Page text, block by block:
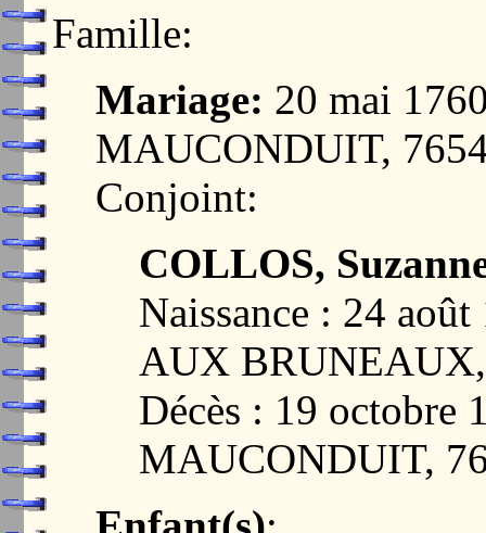
Famille:
Mariage: 20 mai
MAUCONDUIT,
Conjoint:
COLLOS,
Naissance : 24
AUX
Décès : 19 octobre
MAUCONDUIT,